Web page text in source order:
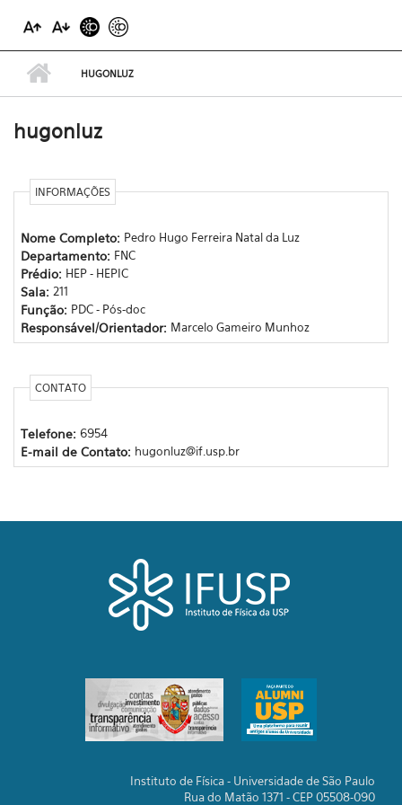
HUGONLUZ
hugonluz
INFORMAÇÕES
Nome Completo: Pedro Hugo Ferreira Natal da Luz
Departamento: FNC
Prédio: HEP - HEPIC
Sala: 211
Função: PDC - Pós-doc
Responsável/Orientador: Marcelo Gameiro Munhoz
CONTATO
Telefone: 6954
E-mail de Contato: hugonluz@if.usp.br
Instituto de Física - Universidade de São Paulo
Rua do Matão 1371 - CEP 05508-090